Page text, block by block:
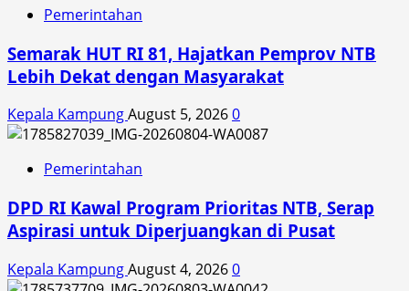
Pemerintahan
Semarak HUT RI 81, Hajatkan Pemprov NTB
Lebih Dekat dengan Masyarakat
Kepala KampungAugust 5, 20260
Pemerintahan
DPD RI Kawal Program Prioritas NTB, Serap
Aspirasi untuk Diperjuangkan di Pusat
Kepala KampungAugust 4, 20260